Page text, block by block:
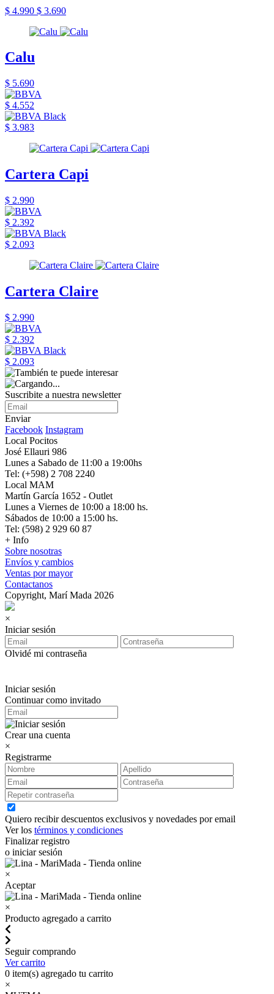
$ 4.990 $ 3.690
Calu
$ 5.690
$ 4.552
$ 3.983
Cartera Capi
$ 2.990
$ 2.392
$ 2.093
Cartera Claire
$ 2.990
$ 2.392
$ 2.093
Suscribite a nuestra newsletter
Enviar
Facebook Instagram
Local Pocitos
José Ellauri 986
Lunes a Sabado de 11:00 a 19:00hs
Tel: (+598) 2 708 2240
Local MAM
Martín García 1652 - Outlet
Lunes a Viernes de 10:00 a 18:00 hs.
Sábados de 10:00 a 15:00 hs.
Tel: (598) 2 929 60 87
+ Info
Sobre nosotras
Envíos y cambios
Ventas por mayor
Contactanos
Copyright, Marí Mada 2026
×
Iniciar sesión
Olvidé mi contraseña
Iniciar sesión
Continuar como invitado
Crear una cuenta
×
Registrarme
Quiero recibir descuentos exclusivos y novedades por email
Ver los términos y condiciones
Finalizar registro
o iniciar sesión
×
Aceptar
×
Producto agregado a carrito
Seguir comprando
Ver carrito
0 item(s) agregado tu carrito
×